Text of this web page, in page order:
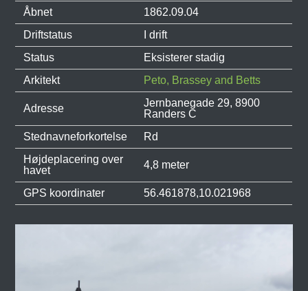
Åbnet
1862.09.04
Driftstatus
I drift
Status
Eksisterer stadig
Arkitekt
Peto, Brassey and Betts
Adresse
Jernbanegade 29, 8900
Randers C
Stednavneforkortelse
Rd
Højdeplacering over
havet
4,8 meter
GPS koordinater 56.461878,10.021968